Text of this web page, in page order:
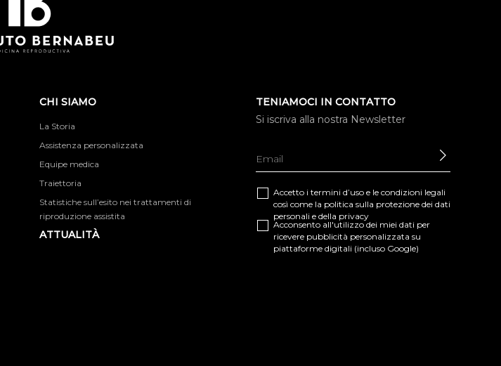
CHI SIAMO
La Storia
Assistenza personalizzata
Equipe medica
Traiettoria
Statistiche sull’esito nei trattamenti di
riproduzione assistita
ATTUALITÀ
TENIAMOCI IN CONTATTO
Si iscriva alla nostra Newsletter
Accetto i termini d’uso e le condizioni legali
così come la politica sulla protezione dei dati
personali e della privacy
Acconsento all'utilizzo dei miei dati per
ricevere pubblicità personalizzata su
piattaforme digitali (incluso Google)